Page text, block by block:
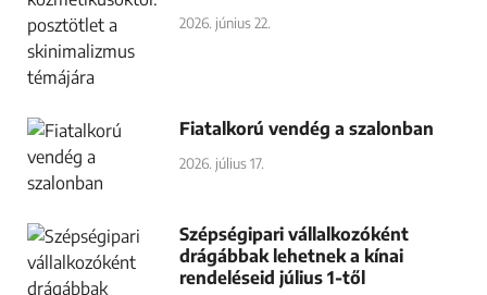
2026. június 22.
Fiatalkorú vendég a szalonban
2026. július 17.
Szépségipari vállalkozóként
drágábbak lehetnek a kínai
rendeléseid július 1-től